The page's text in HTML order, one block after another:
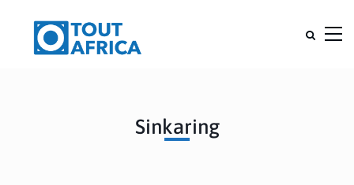
Sinkaring